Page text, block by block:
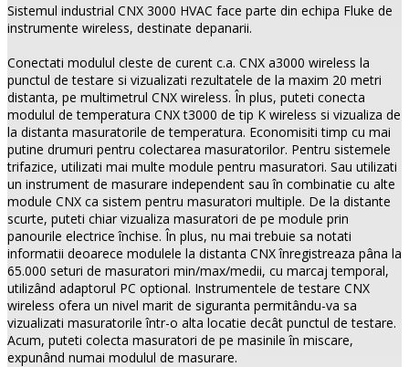
Sistemul industrial CNX 3000 HVAC face parte din echipa Fluke de
instrumente wireless, destinate depanarii.
Conectati modulul cleste de curent c.a. CNX a3000 wireless la
punctul de testare si vizualizati rezultatele de la maxim 20 metri
distanta, pe multimetrul CNX wireless. În plus, puteti conecta
modulul de temperatura CNX t3000 de tip K wireless si vizualiza de
la distanta masuratorile de temperatura. Economisiti timp cu mai
putine drumuri pentru colectarea masuratorilor. Pentru sistemele
trifazice, utilizati mai multe module pentru masuratori. Sau utilizati
un instrument de masurare independent sau în combinatie cu alte
module CNX ca sistem pentru masuratori multiple. De la distante
scurte, puteti chiar vizualiza masuratori de pe module prin
panourile electrice închise. În plus, nu mai trebuie sa notati
informatii deoarece modulele la distanta CNX înregistreaza pâna la
65.000 seturi de masuratori min/max/medii, cu marcaj temporal,
utilizând adaptorul PC optional. Instrumentele de testare CNX
wireless ofera un nivel marit de siguranta permitându-va sa
vizualizati masuratorile într-o alta locatie decât punctul de testare.
Acum, puteti colecta masuratori de pe masinile în miscare,
expunând numai modulul de masurare.